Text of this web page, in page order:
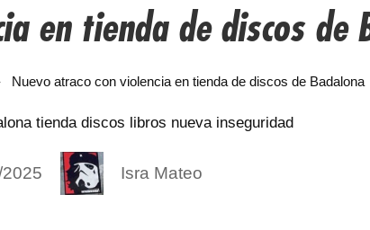
en tienda de discos de
Nuevo atraco con violencia en tienda de discos de Badalona
Isra Mateo